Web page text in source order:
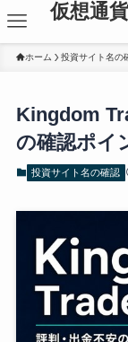
仮想通
ホーム 投資サイト名の
Kingdom
の確認ポイ
投資サイト名の確認